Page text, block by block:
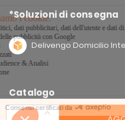
*Soluzioni di consegna
Delivengo Domicilio
Catalogo